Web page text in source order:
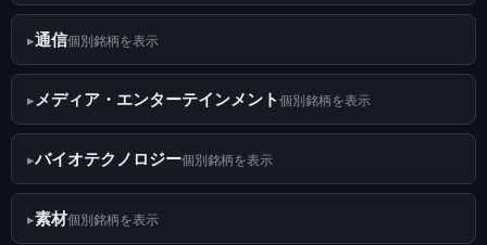
通信個別銘柄を表示
メディア・エンターテインメント 個別銘柄を表示
バイオテクノロジー個別銘柄を表示
素材個別銘柄を表示